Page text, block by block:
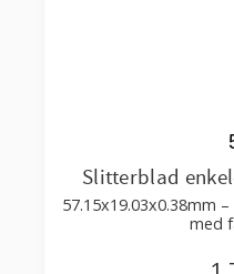
Slitterblad
57.15x19.03x0.38mm
med